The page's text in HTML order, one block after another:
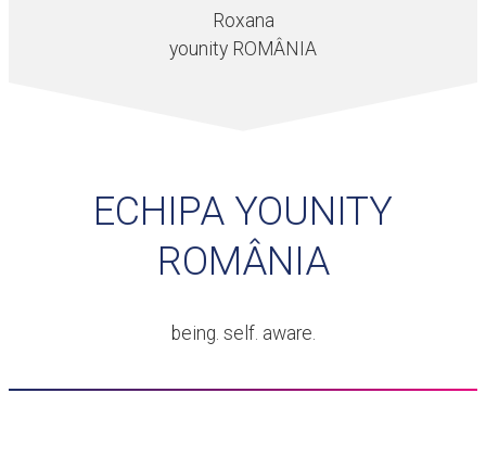
Roxana
younity ROMÂNIA
ECHIPA YOUNITY
ROMÂNIA
being. self. aware.